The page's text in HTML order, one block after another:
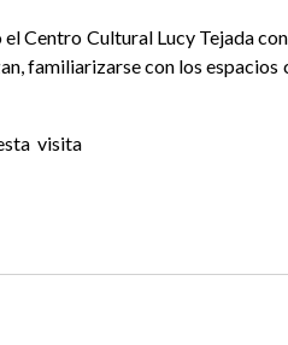
Centro Cultural Lucy Tejada
familiarizarse con los
visita